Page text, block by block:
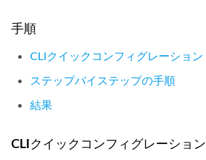
手順
CLIクイックコンフィグレーション
ステップバイステップの手順
結果
CLIクイックコンフィグレーション